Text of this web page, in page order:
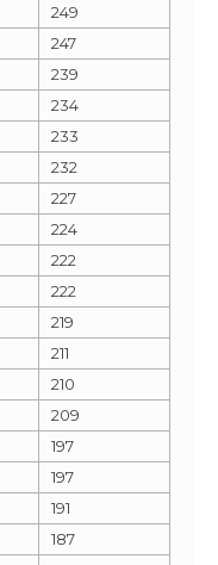
249
247
239
234
233
232
227
224
222
222
219
211
210
209
197
197
191
187